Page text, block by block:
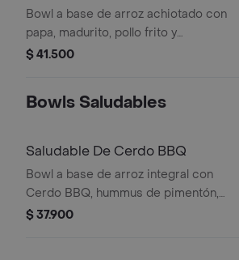
Bowl a base de arroz achiotado con
papa, madurito, pollo frito y
guacamole.
$ 41.500
Bowls Saludables
Saludable De Cerdo BBQ
Bowl a base de arroz integral con
Cerdo BBQ, hummus de pimentón,
pepino, tomate y Lechuga.
$ 37.900